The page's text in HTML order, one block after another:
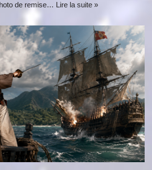
de remise… Lire la suite »